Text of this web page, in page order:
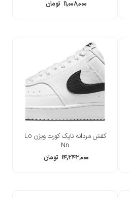
۱۱,۰۰۸,۰۰۰ تومان
کفش مردانه نایک کورت ویژن Lo
Nn
۱۴,۲۴۲,۰۰۰ تومان